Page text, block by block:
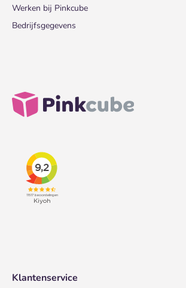
Werken bij Pinkcube
Bedrijfsgegevens
Klantenservice